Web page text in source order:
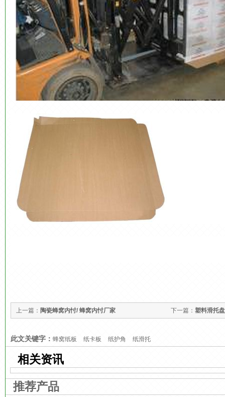
下一篇： 塑料滑托
上一篇： 陶瓷蜂窝内忖/ 蜂窝内忖厂家
此文关键字： 蜂窝纸板 纸卡板 纸护角 纸滑托
相关资讯
推荐产品